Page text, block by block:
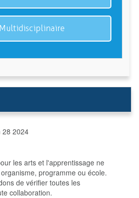
28 2024
les arts et l'apprentissage ne
programme ou école.
de vérifier toutes les
collaboration.